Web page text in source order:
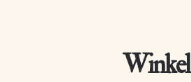
Winkel